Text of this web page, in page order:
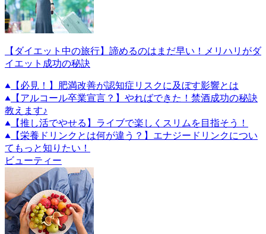
【ダイエット中の旅行】諦めるのはまだ早い！メリハリがダ
イエット成功の秘訣
【必見！】肥満改善が認知症リスクに及ぼす影響とは
【アルコール卒業宣言？】やればできた！禁酒成功の秘訣
教えます♪
【推し活でやせる】ライブで楽しくスリムを目指そう！
【栄養ドリンクとは何が違う？】エナジードリンクについ
てもっと知りたい！
ビューティー